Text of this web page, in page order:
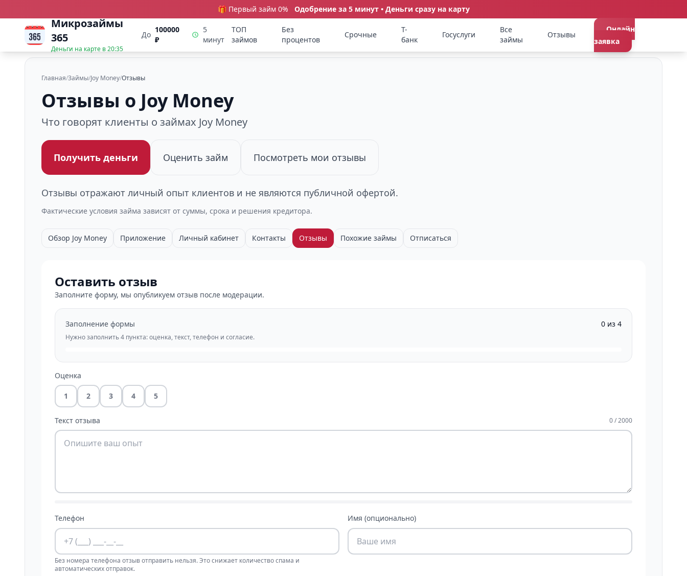
🎁 Первый займ 0% Одобрение за 5 минут • Деньги сразу на карту
Микрозаймы
365
Деньги на карте в20:35
До
100000
₽
5
минут
ТОП
займов
Без
процентов
Срочные
Т-
банк
Госуслуги
Все
займы
Отзывы
Онлайн
заявка
Главная/Займы/Joy Money/Отзывы
Отзывы о Joy Money
Что говорят клиенты о займах Joy Money
Получить деньги Оценить займ Посмотреть мои отзывы
Отзывы отражают личный опыт клиентов и не являются публичной офертой.
Фактические условия займа зависят от суммы, срока и решения кредитора.
Обзор Joy Money Приложение Личный кабинет Контакты Отзывы Похожие займы Отписаться
Оставить отзыв
Заполните форму, мы опубликуем отзыв после модерации.
Заполнение формы 0 из 4
Нужно заполнить 4 пункта: оценка, текст, телефон и согласие.
Оценка
1 2 3 4 5
Текст отзыва 0 / 2000
Телефон
Без номера телефона отзыв отправить нельзя. Это снижает количество спама и
автоматических отправок.
Имя (опционально)